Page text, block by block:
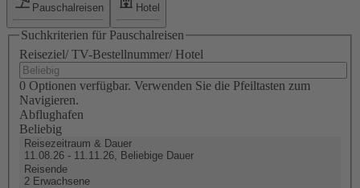
Pauschalreisen Hotel
Suchkriterien für Pauschalreisen
Reiseziel/ TV-Bestellnummer/ Hotel
0 Optionen verfügbar. Verwenden Sie die Pfeiltasten zum
Navigieren.
Abflughafen
Beliebig
Reisezeitraum & Dauer
11.08.26 - 11.11.26, Beliebige Dauer
Reisende
2 Erwachsene